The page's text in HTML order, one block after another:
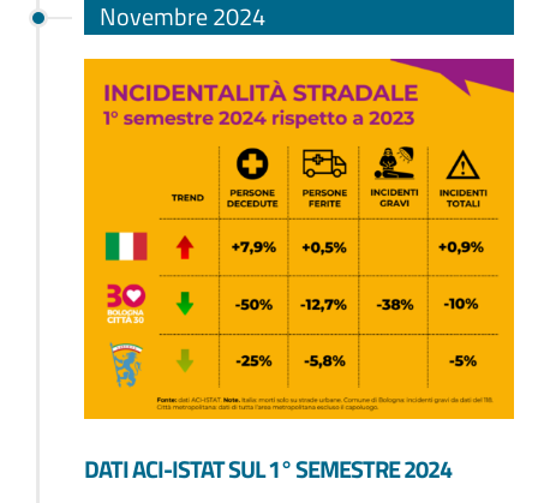
Novembre 2024
DATI ACI-ISTAT SUL 1° SEMESTRE 2024